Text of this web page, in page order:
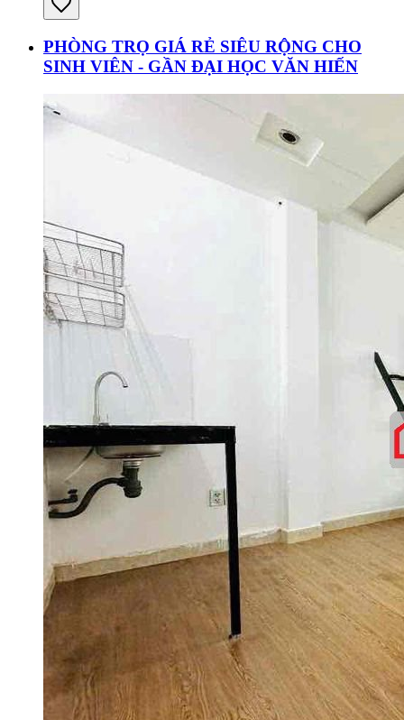
PHÒNG TRỌ GIÁ RẺ SIÊU RỘNG CHO
SINH VIÊN - GẦN ĐẠI HỌC VĂN HIẾN